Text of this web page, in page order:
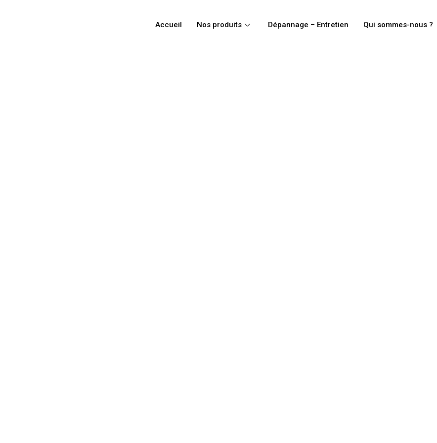
Accueil Nos produits Dépannage – Entretien Qui sommes-nous ?